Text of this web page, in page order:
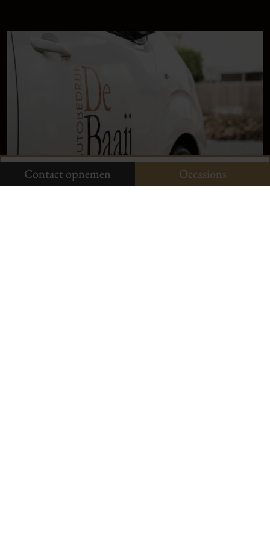
Contact opnemen
Contact opnemen Occasions
9,1
klanten vertellen
Plan uw onderhoud
Onze occasions